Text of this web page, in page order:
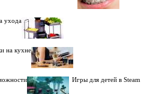
ухода
на кухне
Игры для детей в Steam